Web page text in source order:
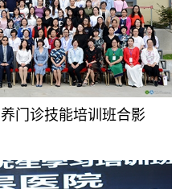
门诊技能培训班合影